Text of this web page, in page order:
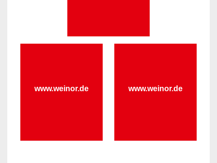
www.weinor.de www.weinor.de